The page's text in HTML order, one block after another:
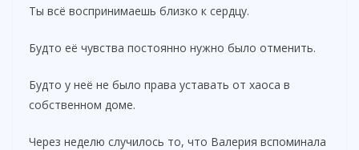
Ты всё воспринимаешь близко к сердцу.
Будто её чувства постоянно нужно было отменить.
Будто у неё не было права уставать от хаоса в
собственном доме.
Через неделю случилось то, что Валерия вспоминала